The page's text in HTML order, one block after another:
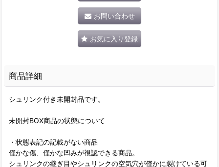
お問い合わせ
お気に入り登録
商品詳細
シュリンク付き未開封品です。
未開封BOX商品の状態について
・状態表記の記載がない商品
僅かな傷、僅かな凹みが視認できる商品。
シュリンクの継ぎ目やシュリンクの空気穴が僅かに裂けている可